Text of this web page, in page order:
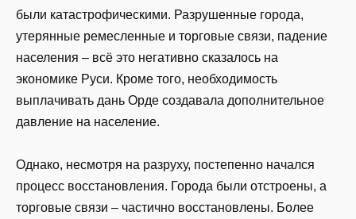
были катастрофическими. Разрушенные города,
утерянные ремесленные и торговые связи, падение
населения – всё это негативно сказалось на
экономике Руси. Кроме того, необходимость
выплачивать дань Орде создавала дополнительное
давление на население.
Однако, несмотря на разруху, постепенно начался
процесс восстановления. Города были отстроены, а
торговые связи – частично восстановлены. Более